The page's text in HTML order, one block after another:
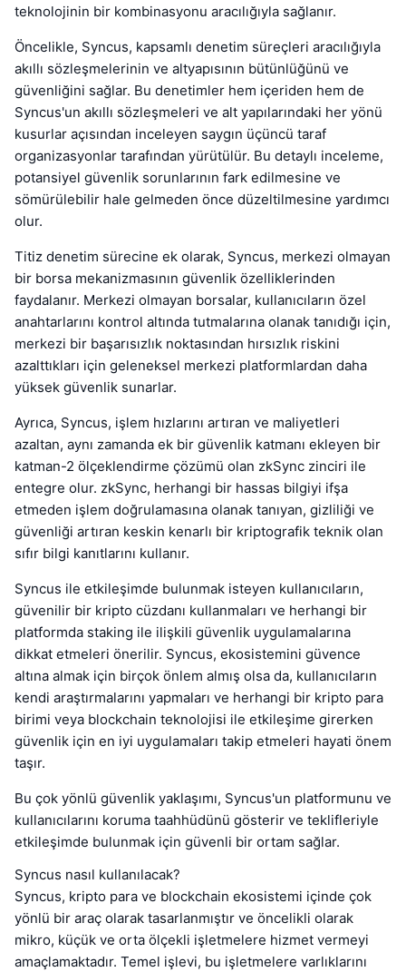
teknolojinin bir kombinasyonu aracılığıyla sağlanır.
Öncelikle, Syncus, kapsamlı denetim süreçleri aracılığıyla
akıllı sözleşmelerinin ve altyapısının bütünlüğünü ve
güvenliğini sağlar. Bu denetimler hem içeriden hem de
Syncus'un akıllı sözleşmeleri ve alt yapılarındaki her yönü
kusurlar açısından inceleyen saygın üçüncü taraf
organizasyonlar tarafından yürütülür. Bu detaylı inceleme,
potansiyel güvenlik sorunlarının fark edilmesine ve
sömürülebilir hale gelmeden önce düzeltilmesine yardımcı
olur.
Titiz denetim sürecine ek olarak, Syncus, merkezi olmayan
bir borsa mekanizmasının güvenlik özelliklerinden
faydalanır. Merkezi olmayan borsalar, kullanıcıların özel
anahtarlarını kontrol altında tutmalarına olanak tanıdığı için,
merkezi bir başarısızlık noktasından hırsızlık riskini
azalttıkları için geleneksel merkezi platformlardan daha
yüksek güvenlik sunarlar.
Ayrıca, Syncus, işlem hızlarını artıran ve maliyetleri
azaltan, aynı zamanda ek bir güvenlik katmanı ekleyen bir
katman-2 ölçeklendirme çözümü olan zkSync zinciri ile
entegre olur. zkSync, herhangi bir hassas bilgiyi ifşa
etmeden işlem doğrulamasına olanak tanıyan, gizliliği ve
güvenliği artıran keskin kenarlı bir kriptografik teknik olan
sıfır bilgi kanıtlarını kullanır.
Syncus ile etkileşimde bulunmak isteyen kullanıcıların,
güvenilir bir kripto cüzdanı kullanmaları ve herhangi bir
platformda staking ile ilişkili güvenlik uygulamalarına
dikkat etmeleri önerilir. Syncus, ekosistemini güvence
altına almak için birçok önlem almış olsa da, kullanıcıların
kendi araştırmalarını yapmaları ve herhangi bir kripto para
birimi veya blockchain teknolojisi ile etkileşime girerken
güvenlik için en iyi uygulamaları takip etmeleri hayati önem
taşır.
Bu çok yönlü güvenlik yaklaşımı, Syncus'un platformunu ve
kullanıcılarını koruma taahhüdünü gösterir ve teklifleriyle
etkileşimde bulunmak için güvenli bir ortam sağlar.
Syncus nasıl kullanılacak?
Syncus, kripto para ve blockchain ekosistemi içinde çok
yönlü bir araç olarak tasarlanmıştır ve öncelikli olarak
mikro, küçük ve orta ölçekli işletmelere hizmet vermeyi
amaçlamaktadır. Temel işlevi, bu işletmelere varlıklarını